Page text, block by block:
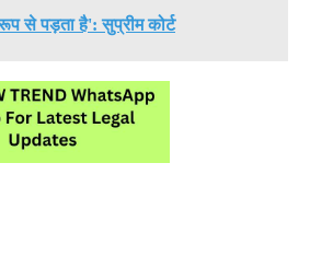
से पड़ता है': सुप्रीम कोर्ट